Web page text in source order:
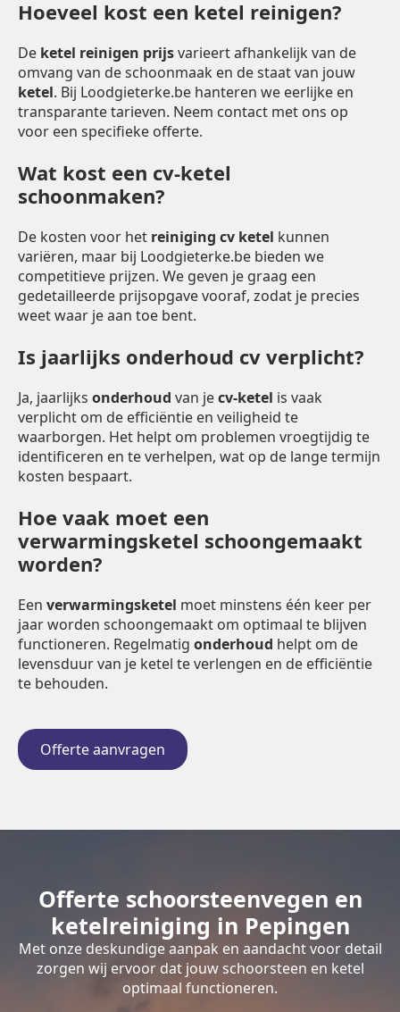
Hoeveel kost een ketel reinigen?
De ketel reinigen prijsvarieert afhankelijk van de
omvang van de schoonmaak en de staat van jouw
ketel. Bij Loodgieterke.be hanteren we eerlijke en
transparante tarieven. Neem contact met ons op
voor een specifieke offerte.
Wat kost een cv-ketel
schoonmaken?
De kosten voor het reiniging cv ketel kunnen
variëren, maar bij Loodgieterke.be bieden we
competitieve prijzen. We geven je graag een
gedetailleerde prijsopgave vooraf, zodat je precies
weet waar je aan toe bent.
Is jaarlijks onderhoud cv verplicht?
Ja, jaarlijks onderhoud van jecv-ketel is vaak
verplicht om de efficiëntie en veiligheid te
waarborgen. Het helpt om problemen vroegtijdig te
identificeren en te verhelpen, wat op de lange termijn
kosten bespaart.
Hoe vaak moet een
verwarmingsketel schoongemaakt
worden?
Een verwarmingsketel moet minstens één keer per
jaar worden schoongemaakt om optimaal te blijven
functioneren. Regelmatig onderhoud helpt om de
levensduur van je ketel te verlengen en de efficiëntie
te behouden.
Offerte aanvragen
Offerte schoorsteenvegen en
ketelreiniging in Pepingen
Met onze deskundige aanpak en aandacht voor detail
zorgen wij ervoor dat jouw schoorsteen en ketel
optimaal functioneren.